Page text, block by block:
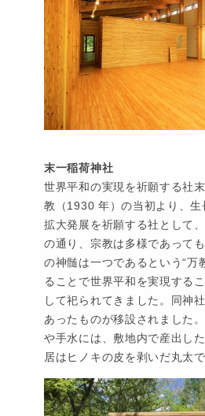
末一稲荷神社
世界平和の実現を祈願する社
教（1930 年）の当初より、
拡大発展を祈願する社として
の通り、宗教は多様であって
の神髄は一つであるという“万
ることで世界平和を実現する
して祀られてきました。同神
あったものが移設されました
や手水には、敷地内で産出し
居はヒノキの皮を剥いだ丸太